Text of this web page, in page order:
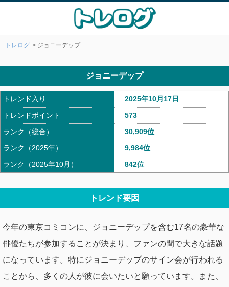
トレログ > ジョニーデップ
ジョニーデップ
トレンド入り
トレンドポイント
ランク（総合）
ランク（2025年）
ランク（2025年10月）
2025年10月17日
573
30,909位
9,984位
842位
トレンド要因
今年の東京コミコンに、ジョニーデップを含む17名の豪華な
俳優たちが参加することが決まり、ファンの間で大きな話題
になっています。特にジョニーデップのサイン会が行われる
ことから、多くの人が彼に会いたいと願っています。また、